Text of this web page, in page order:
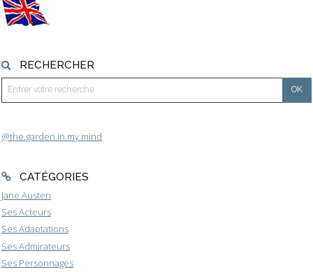
RECHERCHER
@the.garden.in.my.mind
CATÉGORIES
Jane Austen
Ses Acteurs
Ses Adaptations
Ses Admirateurs
Ses Personnages